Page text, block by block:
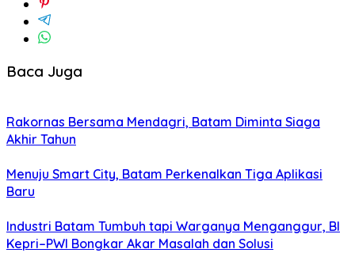
Baca Juga
Rakornas Bersama Mendagri, Batam Diminta Siaga
Akhir Tahun
Menuju Smart City, Batam Perkenalkan Tiga Aplikasi
Baru
Industri Batam Tumbuh tapi Warganya Menganggur, BI
Kepri–PWI Bongkar Akar Masalah dan Solusi